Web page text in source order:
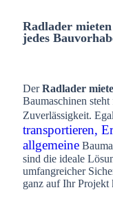
Radlader
jedes
DerRadlader
Baumaschinen
Zuverlässigkeit.
transportieren,
allgemeine
sind die ideale
umfangreicher
ganz auf Ihr Projekt